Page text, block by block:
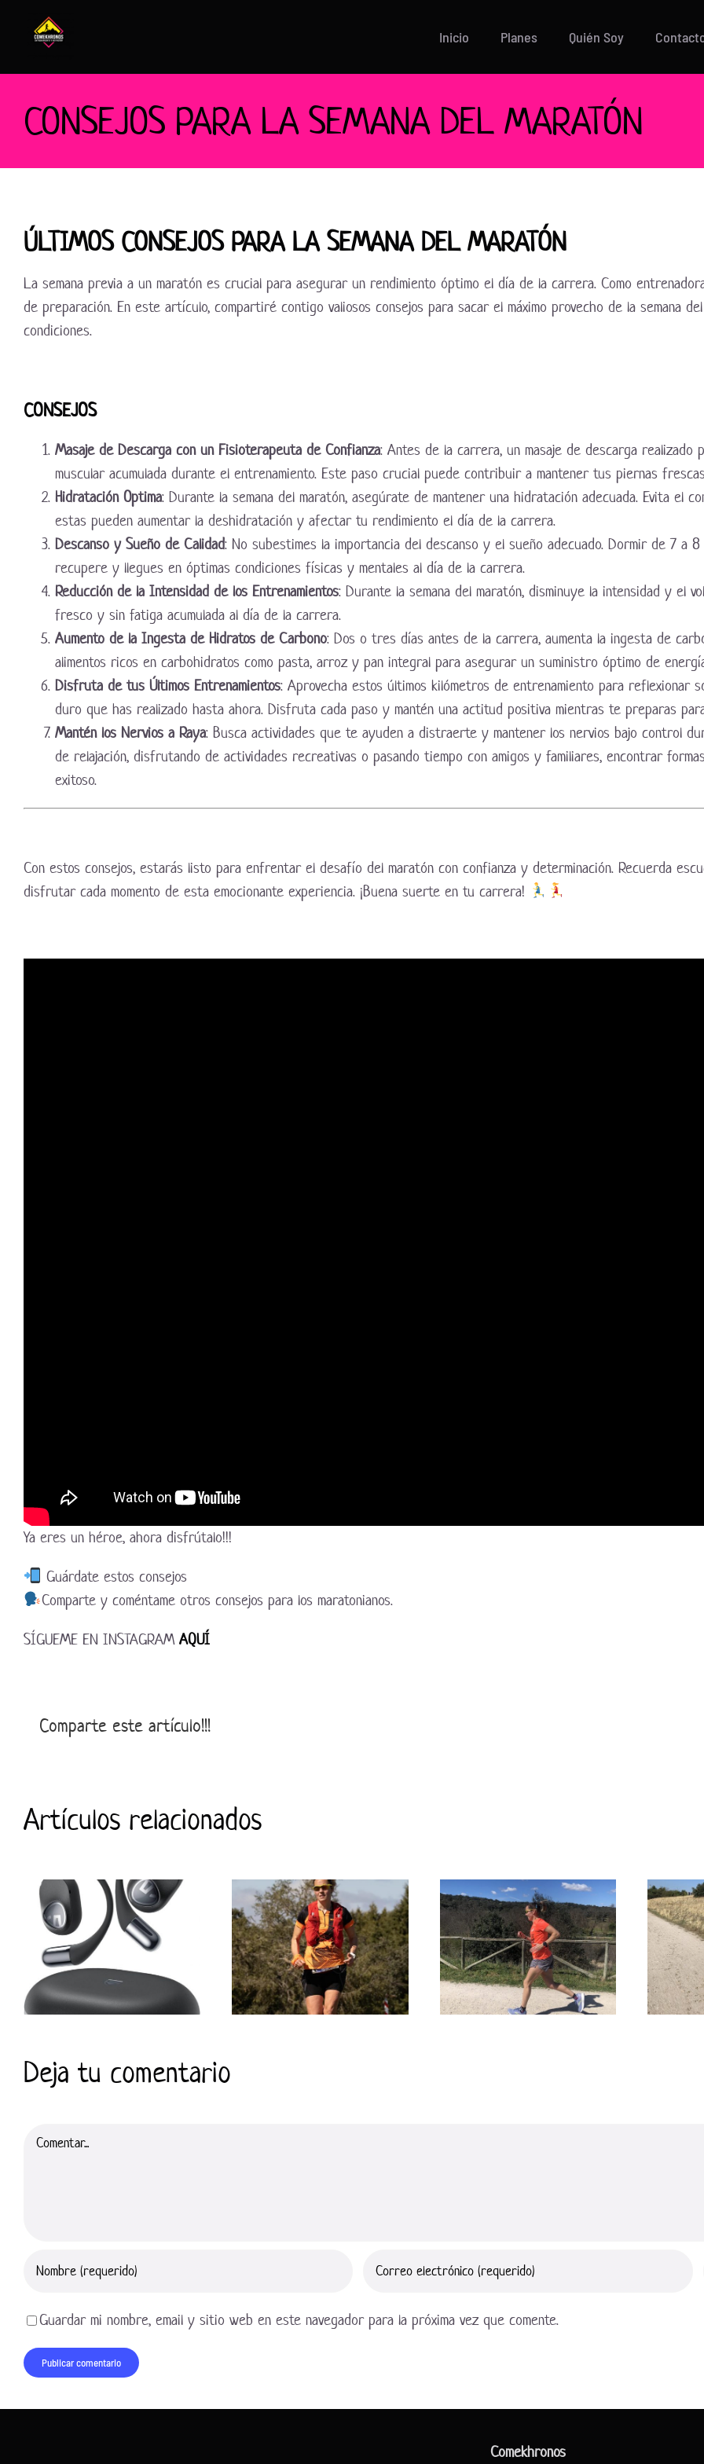
Inicio Planes Quién Soy
CONSEJOS PARA LA SEMANA DEL MARATÓN
ÚLTIMOS CONSEJOS PARA LA SEMANA DEL MARATÓN
La semana previa a un maratón es crucial para asegurar un rendimiento óptimo el día de la carrera. Como
de preparación. En este artículo, compartiré contigo valiosos consejos para sacar el máximo provecho de la semana
condiciones.
CONSEJOS
Masaje de Descarga con un Fisioterapeuta de Confianza: Antes de la carrera, un masaje de descarga
muscular acumulada durante el entrenamiento. Este paso crucial puede contribuir a mantener tus piernas
Hidratación Optima: Durante la semana del maratón, asegúrate de mantener una hidratación adecuada. Evita el
estas pueden aumentar la deshidratación y afectar tu rendimiento el día de la carrera.
Descanso y Sueño de Calidad: No subestimes la importancia del descanso y el sueño adecuado. Dormir de 7
recupere y llegues en óptimas condiciones físicas y mentales al día de la carrera.
Reducción de la Intensidad de los Entrenamientos: Durante la semana del maratón, disminuye la intensidad y el
fresco y sin fatiga acumulada al día de la carrera.
Aumento de la Ingesta de Hidratos de Carbono: Dos o tres días antes de la carrera, aumenta la ingesta de
alimentos ricos en carbohidratos como pasta, arroz y pan integral para asegurar un suministro óptimo de
Disfruta de tus Últimos Entrenamientos: Aprovecha estos últimos kilómetros de entrenamiento para
duro que has realizado hasta ahora. Disfruta cada paso y mantén una actitud positiva mientras te preparas
Mantén los Nervios a Raya: Busca actividades que te ayuden a distraerte y mantener los nervios bajo control
de relajación, disfrutando de actividades recreativas o pasando tiempo con amigos y familiares, encontrar
exitoso.
Con estos consejos, estarás listo para enfrentar el desafío del maratón con confianza y determinación. Recuerda
disfrutar cada momento de esta emocionante experiencia. ¡Buena suerte en tu carrera!
Ya eres un héroe, ahora disfrútalo!!!
Guárdate estos consejos
Comparte y coméntame otros consejos para los maratonianos.
SÍGUEME EN INSTAGRAM AQUÍ
Comparte este artículo!!!
Artículos relacionados
Deja tu comentario
Comentar
Guardar mi nombre, email y sitio web en este navegador para la próxima vez que comente.
Comekhronos